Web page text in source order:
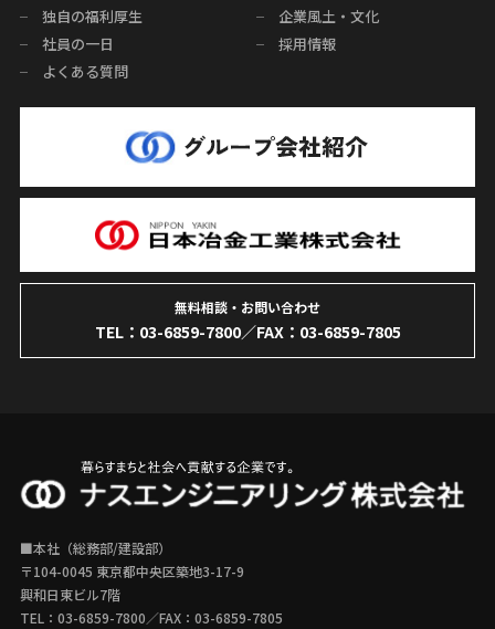
独自の福利厚生
企業風土・文化
社員の一日
採用情報
よくある質問
無料相談・お問い合わせ
TEL： 03-6859-7800／FAX：03-6859-7805
■本社（総務部/建設部）
〒104-0045 東京都中央区築地3-17-9
興和日東ビル7階
TEL： 03-6859-7800／FAX：03-6859-7805